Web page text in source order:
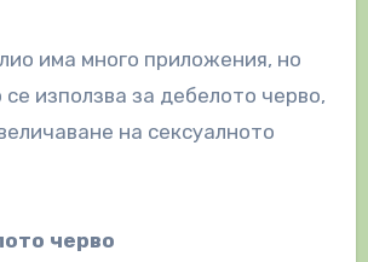
има много приложения, но
използва за дебелото черво,
на сексуалното
черво